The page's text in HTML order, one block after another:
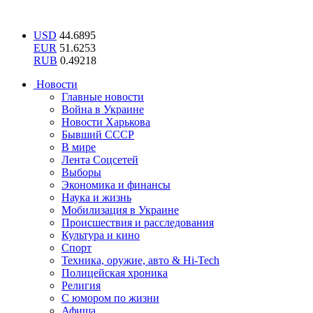
USD 44.6895
EUR 51.6253
RUB 0.49218
Новости
Главные новости
Война в Украине
Новости Харькова
Бывший СССР
В мире
Лента Соцсетей
Выборы
Экономика и финансы
Наука и жизнь
Мобилизация в Украине
Происшествия и расследования
Культура и кино
Спорт
Техника, оружие, авто & Hi-Tech
Полицейская хроника
Религия
С юмором по жизни
Афиша